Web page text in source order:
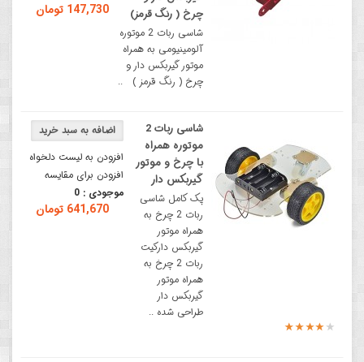
147,730 تومان
چرخ ( رنگ قرمز)
شاسی ربات 2 موتوره
آلومینیومی به همراه
موتور گیربکس دار و
چرخ ( رنگ قرمز ) ..
افزودن به لیست دلخواه
افزودن برای مقایسه
موجودی : 0
641,670 تومان
شاسی ربات 2
موتوره همراه
با چرخ و موتور
گیربکس دار
پک کامل شاسی
ربات 2 چرخ به
همراه موتور
گیربکس دارکیت
ربات 2 چرخ به
همراه موتور
گیربکس دار
طراحی شده ..